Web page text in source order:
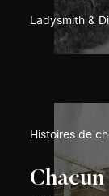
Ladysmith &
Histoires de